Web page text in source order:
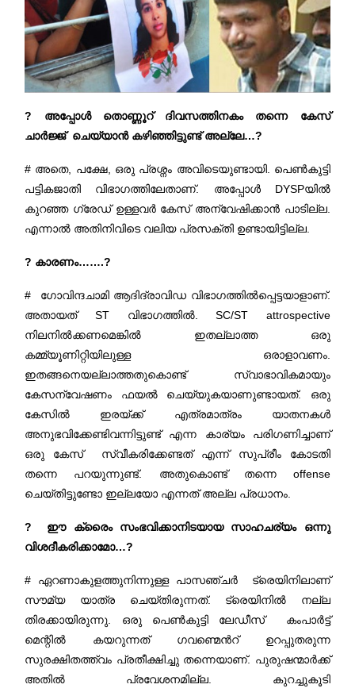
? അപ്പോൾ തൊണ്ണൂറ് ദിവസത്തിനകം തന്നെ കേസ്
ചാർജ്ജ് ചെയ്യാൻ കഴിഞ്ഞിട്ടുണ്ട് അല്ലേ…?
# അതെ, പക്ഷേ, ഒരു പ്രശ്നം അവിടെയുണ്ടായി. പെൺകുട്ടി
പട്ടികജാതി വിഭാഗത്തിലേതാണ്. അപ്പോൾ DYSPയിൽ
കുറഞ്ഞ ഗ്രേഡ് ഉള്ളവർ കേസ് അന്വേഷിക്കാൻ പാടില്ല.
എന്നാൽ അതിനിവിടെ വലിയ പ്രസക്തി ഉണ്ടായിട്ടില്ല.
? കാരണം…….?
# ഗോവിന്ദചാമി ആദിദ്രാവിഡ വിഭാഗത്തിൽപ്പെട്ടയാളാണ്.
അതായത് ST വിഭാഗത്തിൽ. SC/ST attrospective
നിലനില്‍ക്കണമെങ്കിൽ ഇതല്ലാത്ത ഒരു
കമ്മ്യൂണിറ്റിയിലുള്ള ഒരാളാവണം.
ഇതങ്ങനെയല്ലാത്തതുകൊണ്ട് സ്വാഭാവികമായും
കേസന്വേഷണം ഫയൽ ചെയ്യുകയാണുണ്ടായത്. ഒരു
കേസിൽ ഇരയ്ക്ക് എത്രമാത്രം യാതനകൾ
അനുഭവിക്കേണ്ടിവന്നിട്ടുണ്ട് എന്ന കാര്യം പരിഗണിച്ചാണ്
ഒരു കേസ് സ്വീകരിക്കേണ്ടത് എന്ന് സുപ്രീം കോടതി
തന്നെ പറയുന്നുണ്ട്. അതുകൊണ്ട് തന്നെ offense
ചെയ്തിട്ടുണ്ടോ ഇല്ലയോ എന്നത് അല്ല പ്രധാനം.
? ഈ ക്രൈം സംഭവിക്കാനിടയായ സാഹചര്യം ഒന്നു
വിശദീകരിക്കാമോ…?
# ഏറണാകുളത്തുനിന്നുള്ള പാസഞ്ചർ ട്രെയിനിലാണ്
സൗമ്യ യാത്ര ചെയ്തിരുന്നത്. ട്രെയിനിൽ നല്ല
തിരക്കായിരുന്നു. ഒരു പെൺകുട്ടി ലേഡീസ് കംപാർട്ട്
മെന്റിൽ കയറുന്നത് ഗവണ്മെന്‍റ് ഉറപ്പുതരുന്ന
സുരക്ഷിതത്ത്വം പ്രതീക്ഷിച്ചു തന്നെയാണ്. പുരുഷന്മാർക്ക്
അതിൽ പ്രവേശനമില്ല. കുറച്ചുകൂടി